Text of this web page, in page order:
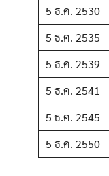
5 ธ.ค. 2530
5 ธ.ค. 2535
5 ธ.ค. 2539
5 ธ.ค. 2541
5 ธ.ค. 2545
5 ธ.ค. 2550